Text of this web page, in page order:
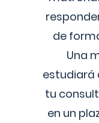
de
Una
estudiará
tu
en un